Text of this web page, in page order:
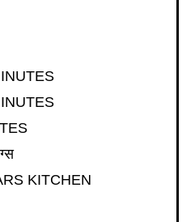
KITCHEN